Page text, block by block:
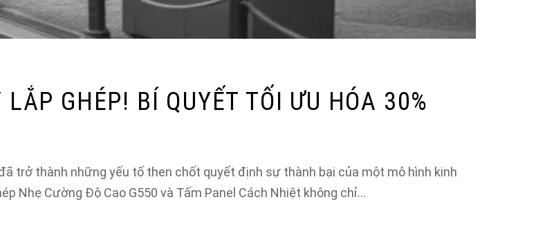
GHÉP! BÍ QUYẾT TỐI ƯU HÓA 30%
trở thành những yếu tố then chốt quyết định sự thành bại của một mô hình kinh
Nhẹ Cường Độ Cao G550 và Tấm Panel Cách Nhiệt không chỉ…